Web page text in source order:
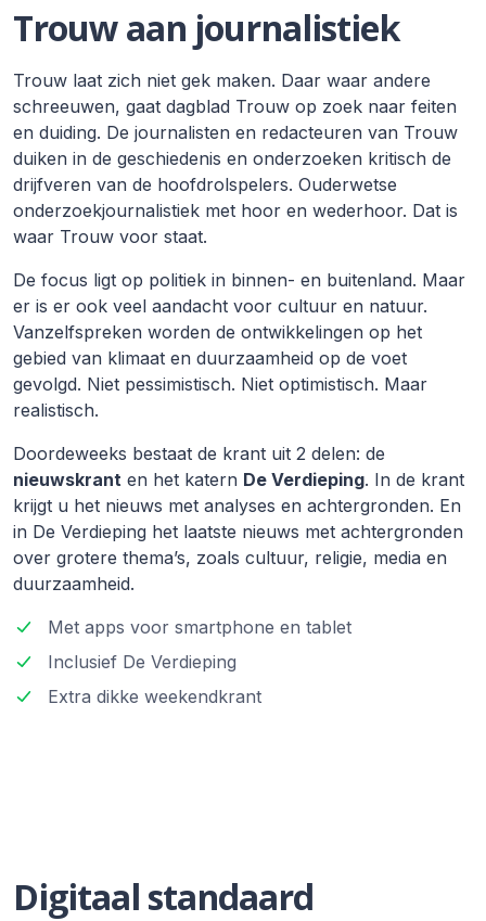
Trouw aan journalistiek
Trouw laat zich niet gek maken. Daar waar andere
schreeuwen, gaat dagblad Trouw op zoek naar feiten
en duiding. De journalisten en redacteuren van Trouw
duiken in de geschiedenis en onderzoeken kritisch de
drijfveren van de hoofdrolspelers. Ouderwetse
onderzoekjournalistiek met hoor en wederhoor. Dat is
waar Trouw voor staat.
De focus ligt op politiek in binnen- en buitenland. Maar
er is er ook veel aandacht voor cultuur en natuur.
Vanzelfspreken worden de ontwikkelingen op het
gebied van klimaat en duurzaamheid op de voet
gevolgd. Niet pessimistisch. Niet optimistisch. Maar
realistisch.
Doordeweeks bestaat de krant uit 2 delen: de
nieuwskrant en het katern De Verdieping. In de krant
krijgt u het nieuws met analyses en achtergronden. En
in De Verdieping het laatste nieuws met achtergronden
over grotere thema’s, zoals cultuur, religie, media en
duurzaamheid.
Met apps voor smartphone en tablet
Inclusief De Verdieping
Extra dikke weekendkrant
Digitaal standaard